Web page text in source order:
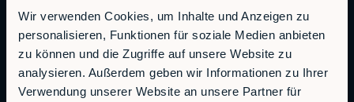
Wir verwenden Cookies, um Inhalte und Anzeigen zu
personalisieren, Funktionen für soziale Medien anbieten
zu können und die Zugriffe auf unsere Website zu
analysieren. Außerdem geben wir Informationen zu Ihrer
Verwendung unserer Website an unsere Partner für
RobCo GmbH
80333 München